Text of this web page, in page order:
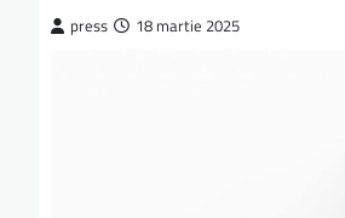
press 18 martie 2025